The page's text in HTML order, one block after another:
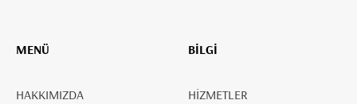
MENÜ
HAKKIMIZDA
BİLGİ
HİZMETLER